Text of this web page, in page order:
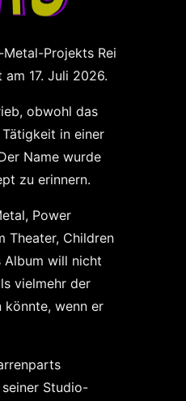
Projekts Rei
17. Juli 2026.
obwohl das
in einer
Name wurde
zu erinnern.
Power
Theater, Children
Album will nicht
vielmehr der
könnte, wenn er
Studio-